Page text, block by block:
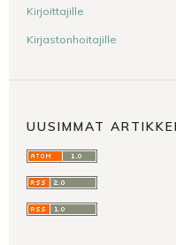
Kirjoittajille
Kirjastonhoitajille
UUSIMMAT